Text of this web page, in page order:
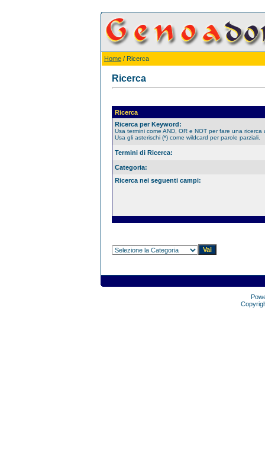
Home / Ricerca
Ricerca
Ricerca
Ricerca per Keyword:
Usa termini come AND, OR e NOT per fare una ricerca
Usa gli asterischi (*) come wildcard per parole parziali.
Termini di Ricerca:
Categoria:
Ricerca nei seguenti campi: